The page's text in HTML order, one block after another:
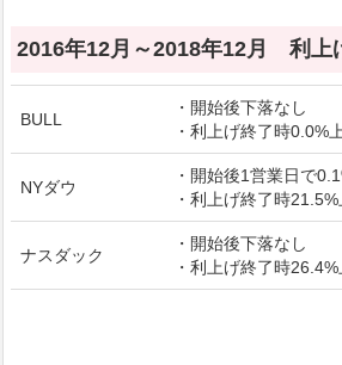
2016年12月～2018年12月 利上
BULL
・開始後下落なし
・利上げ終了時0.0%
NYダウ
・開始後1営業日で
・利上げ終了時
ナスダック
・開始後下落なし
・利上げ終了時